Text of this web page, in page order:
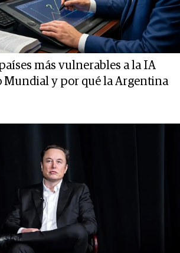
más vulnerables a la IA
Mundial y por qué la Argentina